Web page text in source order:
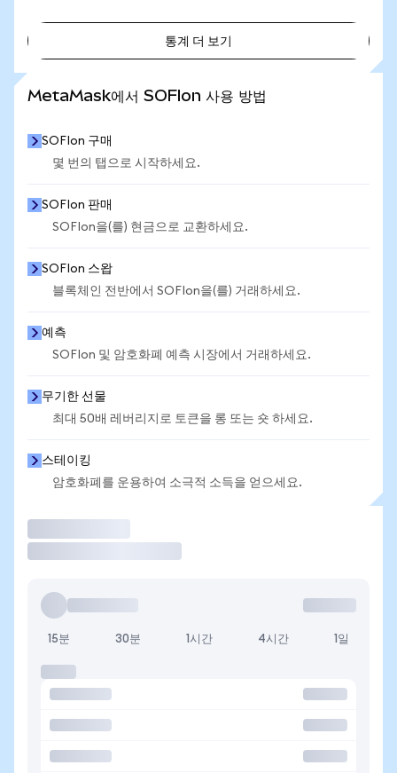
통계 더 보기
MetaMask에서 SOFIon 사용 방법
SOFIon 구매
몇 번의 탭으로 시작하세요.
SOFIon 판매
SOFIon을(를) 현금으로 교환하세요.
SOFIon 스왑
블록체인 전반에서 SOFIon을(를) 거래하세요.
예측
SOFIon 및 암호화폐 예측 시장에서 거래하세요.
무기한 선물
최대 50배 레버리지로 토큰을 롱 또는 숏 하세요.
스테이킹
암호화폐를 운용하여 소극적 소득을 얻으세요.
15분 30분 1시간 4시간 1일